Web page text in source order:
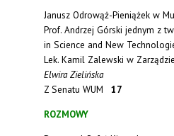
Janusz Odrowąż-Pieniążek w
Prof. Andrzej Górski jednym z
in Science and New
Lek. Kamil Zalewski w
Elwira Zielińska
Z Senatu WUM
17
ROZMOWY